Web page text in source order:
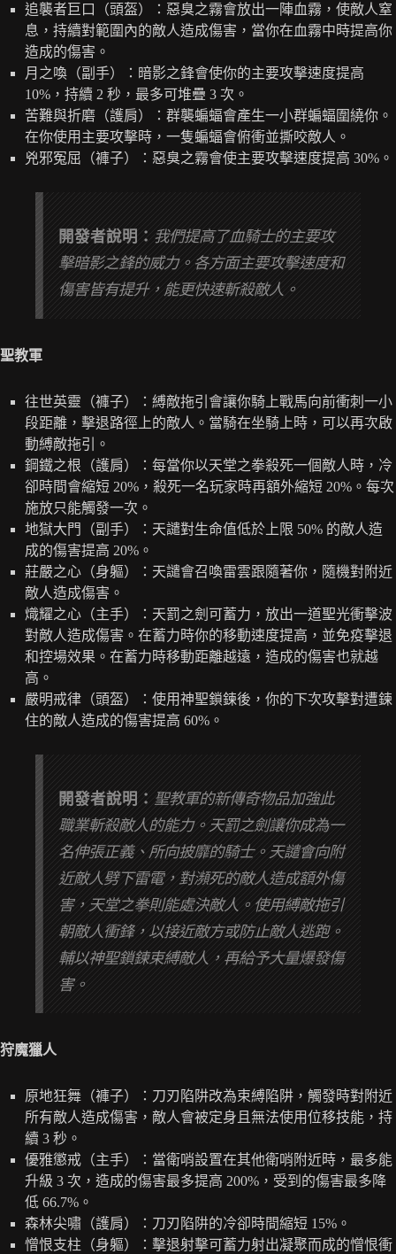
追襲者巨口（頭盔）：惡臭之霧會放出一陣血霧，使敵人窒
息，持續對範圍內的敵人造成傷害，當你在血霧中時提高你
造成的傷害。
月之喚（副手）：暗影之鋒會使你的主要攻擊速度提高
10%，持續 2 秒，最多可堆疊 3 次。
苦難與折磨（護肩）：群襲蝙蝠會產生一小群蝙蝠圍繞你。
在你使用主要攻擊時，一隻蝙蝠會俯衝並撕咬敵人。
兇邪冤屈（褲子）：惡臭之霧會使主要攻擊速度提高 30%。
開發者說明： 我們提高了血騎士的主要攻
擊暗影之鋒的威力。各方面主要攻擊速度和
傷害皆有提升，能更快速斬殺敵人。
聖教軍
往世英靈（褲子）：縛敵拖引會讓你騎上戰馬向前衝刺一小
段距離，擊退路徑上的敵人。當騎在坐騎上時，可以再次啟
動縛敵拖引。
鋼鐵之根（護肩）：每當你以天堂之拳殺死一個敵人時，冷
卻時間會縮短 20%，殺死一名玩家時再額外縮短 20%。每次
施放只能觸發一次。
地獄大門（副手）：天譴對生命值低於上限 50% 的敵人造
成的傷害提高 20%。
莊嚴之心（身軀）：天譴會召喚雷雲跟隨著你，隨機對附近
敵人造成傷害。
熾耀之心（主手）：天罰之劍可蓄力，放出一道聖光衝擊波
對敵人造成傷害。在蓄力時你的移動速度提高，並免疫擊退
和控場效果。在蓄力時移動距離越遠，造成的傷害也就越
高。
嚴明戒律（頭盔）：使用神聖鎖鍊後，你的下次攻擊對遭鍊
住的敵人造成的傷害提高 60%。
開發者說明： 聖教軍的新傳奇物品加強此
職業斬殺敵人的能力。天罰之劍讓你成為一
名伸張正義、所向披靡的騎士。天譴會向附
近敵人劈下雷電，對瀕死的敵人造成額外傷
害，天堂之拳則能處決敵人。使用縛敵拖引
朝敵人衝鋒，以接近敵方或防止敵人逃跑。
輔以神聖鎖鍊束縛敵人，再給予大量爆發傷
害。
狩魔獵人
原地狂舞（褲子）：刀刃陷阱改為束縛陷阱，觸發時對附近
所有敵人造成傷害，敵人會被定身且無法使用位移技能，持
續 3 秒。
優雅懲戒（主手）：當衛哨設置在其他衛哨附近時，最多能
升級 3 次，造成的傷害最多提高 200%，受到的傷害最多降
低 66.7%。
森林尖嘯（護肩）：刀刃陷阱的冷卻時間縮短 15%。
憎恨支柱（身軀）：擊退射擊可蓄力射出凝聚而成的憎恨衝